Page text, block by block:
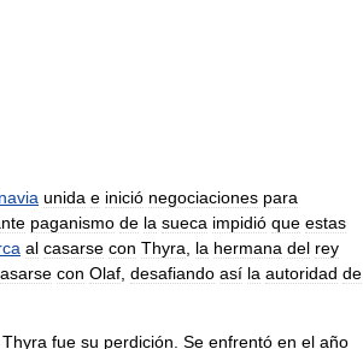
unida e inició negociaciones para
paganismo de la sueca impidió que estas
al casarse con Thyra, la hermana del rey
con Olaf, desafiando así la autoridad de
Thyra fue su perdición. Se enfrentó en el año